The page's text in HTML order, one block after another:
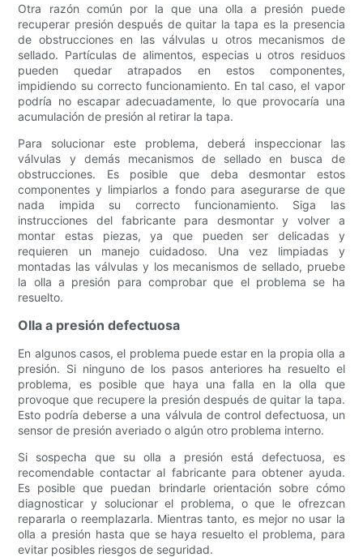
Otra razón común por la que una olla a presión puede
recuperar presión después de quitar la tapa es la presencia
de obstrucciones en las válvulas u otros mecanismos de
sellado. Partículas de alimentos, especias u otros residuos
pueden quedar atrapados en estos componentes,
impidiendo su correcto funcionamiento. En tal caso, el vapor
podría no escapar adecuadamente, lo que provocaría una
acumulación de presión al retirar la tapa.
Para solucionar este problema, deberá inspeccionar las
válvulas y demás mecanismos de sellado en busca de
obstrucciones. Es posible que deba desmontar estos
componentes y limpiarlos a fondo para asegurarse de que
nada impida su correcto funcionamiento. Siga las
instrucciones del fabricante para desmontar y volver a
montar estas piezas, ya que pueden ser delicadas y
requieren un manejo cuidadoso. Una vez limpiadas y
montadas las válvulas y los mecanismos de sellado, pruebe
la olla a presión para comprobar que el problema se ha
resuelto.
Olla a presión defectuosa
En algunos casos, el problema puede estar en la propia olla a
presión. Si ninguno de los pasos anteriores ha resuelto el
problema, es posible que haya una falla en la olla que
provoque que recupere la presión después de quitar la tapa.
Esto podría deberse a una válvula de control defectuosa, un
sensor de presión averiado o algún otro problema interno.
Si sospecha que su olla a presión está defectuosa, es
recomendable contactar al fabricante para obtener ayuda.
Es posible que puedan brindarle orientación sobre cómo
diagnosticar y solucionar el problema, o que le ofrezcan
repararla o reemplazarla. Mientras tanto, es mejor no usar la
olla a presión hasta que se haya resuelto el problema, para
evitar posibles riesgos de seguridad.